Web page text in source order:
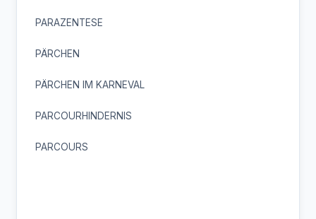
PARAZENTESE
PÄRCHEN
PÄRCHEN IM KARNEVAL
PARCOURHINDERNIS
PARCOURS